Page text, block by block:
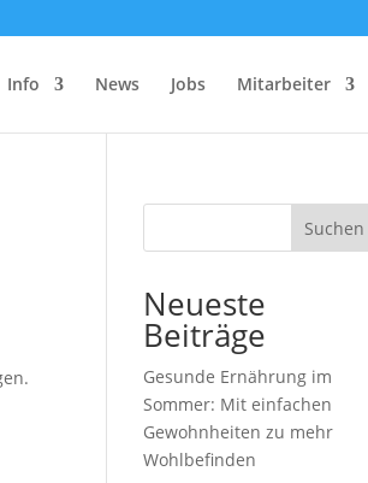
Info News Jobs Mitarbeiter
Suchen
Neueste
Beiträge
Gesunde Ernährung im
Sommer: Mit einfachen
Gewohnheiten zu mehr
Wohlbefinden